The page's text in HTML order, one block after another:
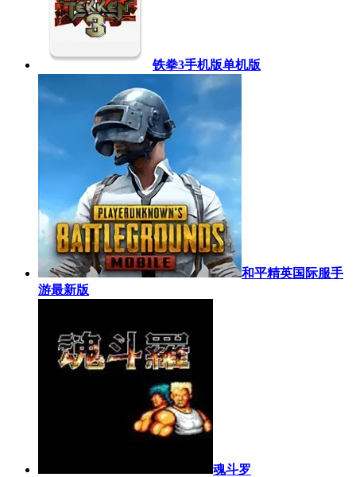
铁拳3手机版单机版
和平精英国际服手
游最新版
魂斗罗